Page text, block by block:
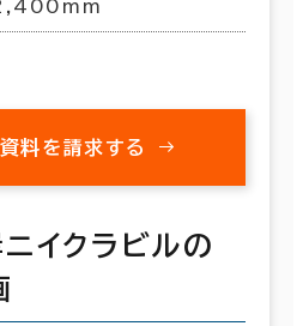
料を請求する
イクラビルの